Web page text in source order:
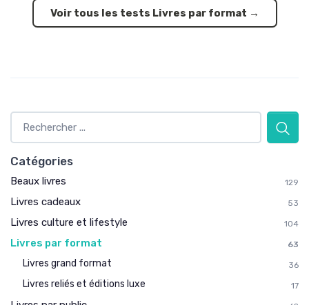
Voir tous les tests Livres par format →
Catégories
Beaux livres 129
Livres cadeaux 53
Livres culture et lifestyle 104
Livres par format 63
Livres grand format 36
Livres reliés et éditions luxe 17